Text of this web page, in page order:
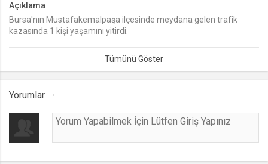
lang
Seçilen dil tercihini tutmak
.web.tv
Açıklama
Bursa'nın Mustafakemalpaşa ilçesinde meydana gelen trafik
kazasında 1 kişi yaşamını yitirdi.
Yorumlar